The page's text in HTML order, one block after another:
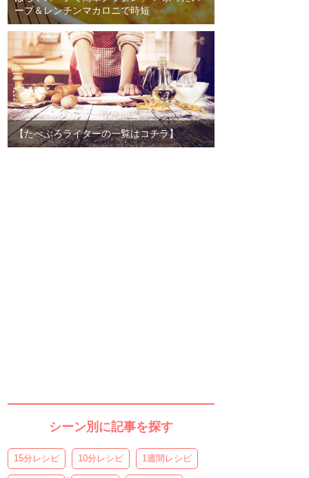
ープ＆レンチンマカロニで時短
【たべぷろライターの一覧はコチラ】
シーン別に記事を探す
15分レシピ 10分レシピ 1週間レシピ